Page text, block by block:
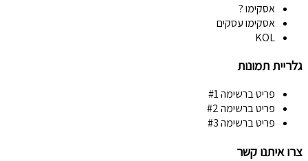
אסקימו ?
אסקימו עסקים
KOL
גלריית תמונות
פריט ברשימה #1
פריט ברשימה #2
פריט ברשימה #3
צרו איתנו קשר